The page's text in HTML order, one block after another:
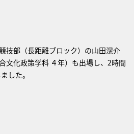
技部（長距離ブロック）の山田滉介
文化政策学科 ４年）も出場し、2時間
した。